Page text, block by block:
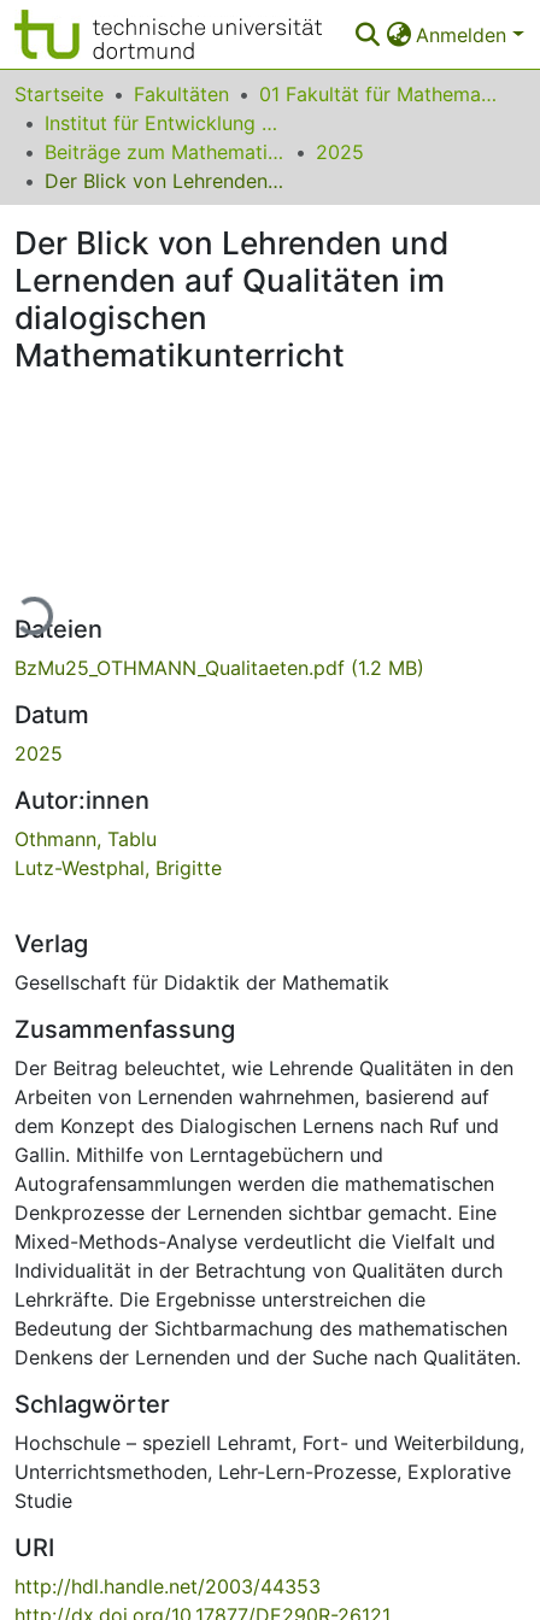
Anmelden
Bereiche & Sammlungen
Das gesamte Repositorium
Statistiken
FAQ
Leitlinien
Zurück zur Startseite
Startseite Fakultäten
01 Fakultät für Mathematik
Institut für Entwicklung und Erforschung des Mathematikunterrichts
Beiträge zum Mathematikunterricht
2025
Der Blick von Lehrenden und Lernenden auf Qualitäten im dialogischen Mathematikunterricht
Der Blick von Lehrenden und
Lernenden auf Qualitäten im
dialogischen
Mathematikunterricht
Dateien
BzMu25_OTHMANN_Qualitaeten.pdf (1.2 MB)
Datum
2025
Autor:innen
Othmann, Tablu
Lutz-Westphal, Brigitte
Verlag
Gesellschaft für Didaktik der Mathematik
Zusammenfassung
Der Beitrag beleuchtet, wie Lehrende Qualitäten in den
Arbeiten von Lernenden wahrnehmen, basierend auf
dem Konzept des Dialogischen Lernens nach Ruf und
Gallin. Mithilfe von Lerntagebüchern und
Autografensammlungen werden die mathematischen
Denkprozesse der Lernenden sichtbar gemacht. Eine
Mixed-Methods-Analyse verdeutlicht die Vielfalt und
Individualität in der Betrachtung von Qualitäten durch
Lehrkräfte. Die Ergebnisse unterstreichen die
Bedeutung der Sichtbarmachung des mathematischen
Denkens der Lernenden und der Suche nach Qualitäten.
Schlagwörter
Hochschule – speziell Lehramt, Fort- und Weiterbildung,
Unterrichtsmethoden, Lehr-Lern-Prozesse, Explorative
Studie
URI
http://hdl.handle.net/2003/44353
http://dx.doi.org/10.17877/DE290R-26121